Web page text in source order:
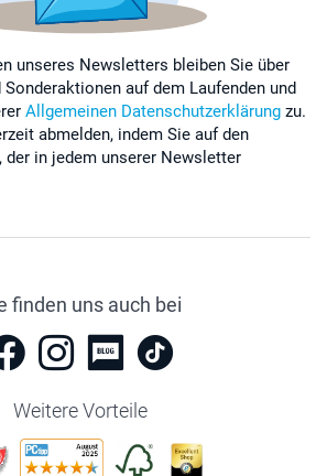
unseres Newsletters bleiben Sie über
auf dem Laufenden und
Allgemeinen Datenschutzerklärung zu.
abmelden, indem Sie auf den
in jedem unserer Newsletter
finden uns auch bei
Weitere Vorteile